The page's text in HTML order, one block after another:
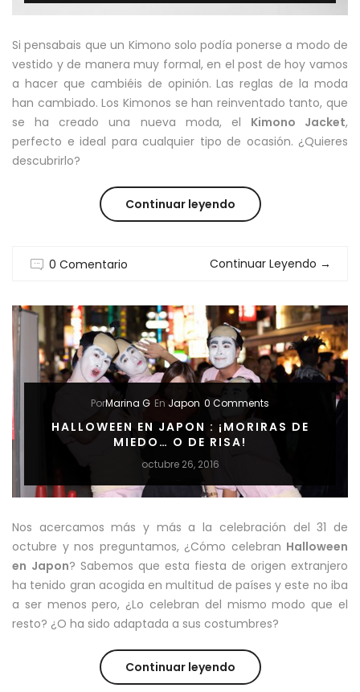
Si pensabais que un Kimono solo podía ponerse a modo de
vestido y de manera muy formal, en el post de hoy vamos
a hacer que cambiéis de opinión. Las reglas de la moda
han cambiado. Los Kimonos se han reinventado tanto, que
se ha creado una nueva moda, el Kimono Jacket,
perfecto e ideal para cualquier tipo de ocasión. ¿Quieres
descubrirlo?
Continuar leyendo“KIMONO
:
COMPLEMENTO
PERFECTO
Y
DEFINITIVO”
0 Comentario Continuar Leyendo →
PorMarina G En Japon 0 Comments
HALLOWEEN EN JAPON : ¡MORIRAS DE
MIEDO… O DE RISA!
octubre 26, 2016
Nos acercamos más y más a la celebración del 31 de
octubre y nos preguntamos, ¿Cómo celebran Halloween
en Japon? Sabemos que esta fiesta de origen extranjero
ha tenido gran acogida en multitud de países y este no iba
a ser menos pero, ¿Lo celebran del mismo modo que el
resto? ¿O ha sido adaptada a sus costumbres?
Continuar leyendo“HALLOWEEN